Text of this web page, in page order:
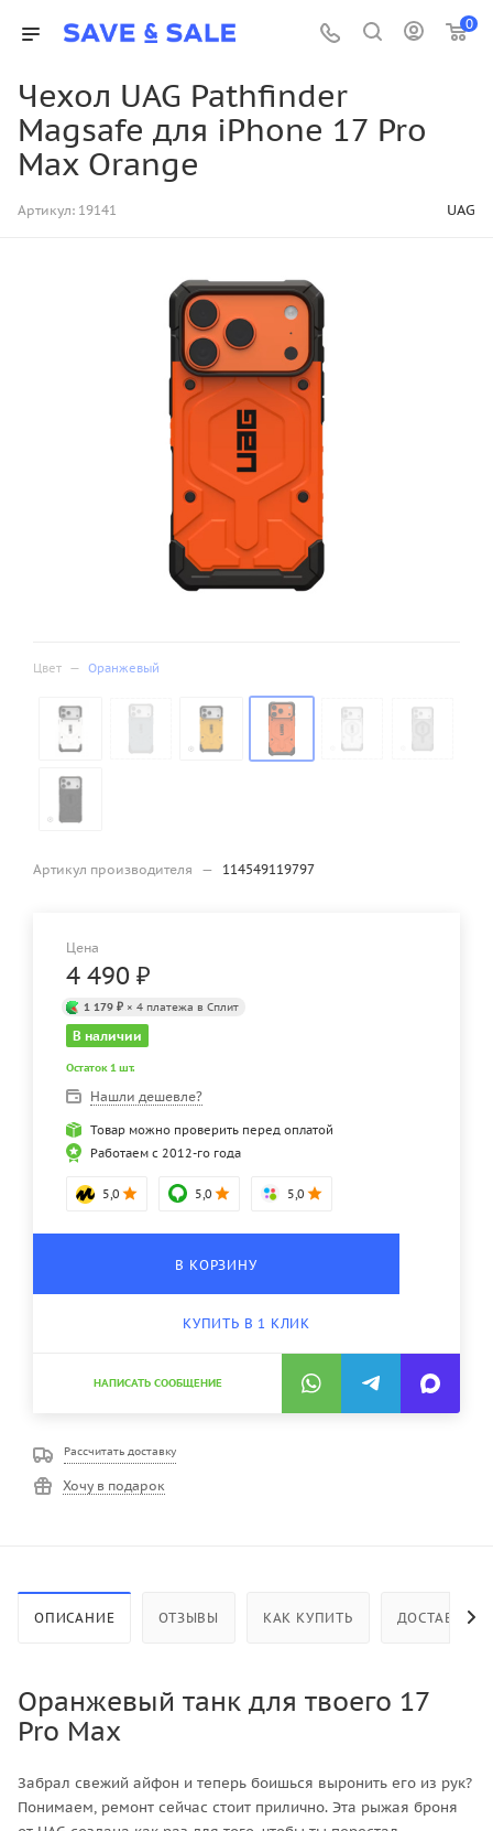
0
Чехол UAG Pathfinder
Magsafe для iPhone 17 Pro
Max Orange
Артикул: 19141 UAG
Цвет — Оранжевый
Артикул производителя — 114549119797
Цена
4 490 ₽
1 179 ₽ × 4 платежа в Сплит
В наличии
Остаток 1 шт.
Нашли дешевле?
Товар можно проверить перед оплатой
Работаем с 2012-го года
5,0 5,0 5,0
В КОРЗИНУ
КУПИТЬ В 1 КЛИК
НАПИСАТЬ СООБЩЕНИЕ
Рассчитать доставку
Хочу в подарок
ОПИСАНИЕ ОТЗЫВЫ КАК КУПИТЬ ДОСТАВКА
Оранжевый танк для твоего 17
Pro Max
Забрал свежий айфон и теперь боишься выронить его из рук?
Понимаем, ремонт сейчас стоит прилично. Эта рыжая броня